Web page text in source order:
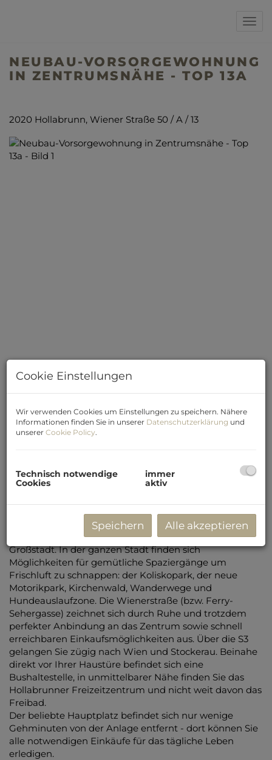
NEUBAU-VORSORGEWOHNUNG
IN ZENTRUMSNÄHE - TOP 13A
2020 Hollabrunn, Wiener Straße 50 / A / 13
Beschreibung
Zusätzlich kann ein Tiefgaragen-Stellplatz für € 12.000,-
- erworben werden
Hollabrunn ist vor allem als Schulstadt bekannt, bietet
aber auch alle sonstigen Vorzüge einer modernen
Großstadt. In der ganzen Stadt finden sich
Möglichkeiten für gemütliche Spaziergänge um
Frischluft zu schnappen: der Koliskopark, der neue
Motorikpark, Kirchenwald, Wanderwege und
Hundeauslaufzone. Die Wienerstraße (bzw. Ferry-
Sehergasse) zeichnet sich durch Ruhe und trotzdem
perfekter Anbindung an das Zentrum sowie schnell
erreichbaren Einkaufsmöglichkeiten aus. Über die S3
gelangen Sie zügig nach Wien und Stockerau. Beinahe
direkt vor Ihrer Haustüre befindet sich eine
Bushaltestelle, in unmittelbarer Nähe finden Sie das
Hollabrunner Freizeitzentrum und nicht weit davon das
Freibad.
Der beliebte Hauptplatz befindet sich nur wenige
Gehminuten von der Anlage entfernt - dort können Sie
alle notwendigen Einkäufe für das tägliche Leben
erledigen.
Cookie Einstellungen
Wir verwenden Cookies um Einstellungen zu speichern. Nähere
Informationen finden Sie in unserer Datenschutzerklärung und
unserer Cookie Policy.
Technisch notwendige
Cookies
immer
aktiv
Speichern Alle akzeptieren